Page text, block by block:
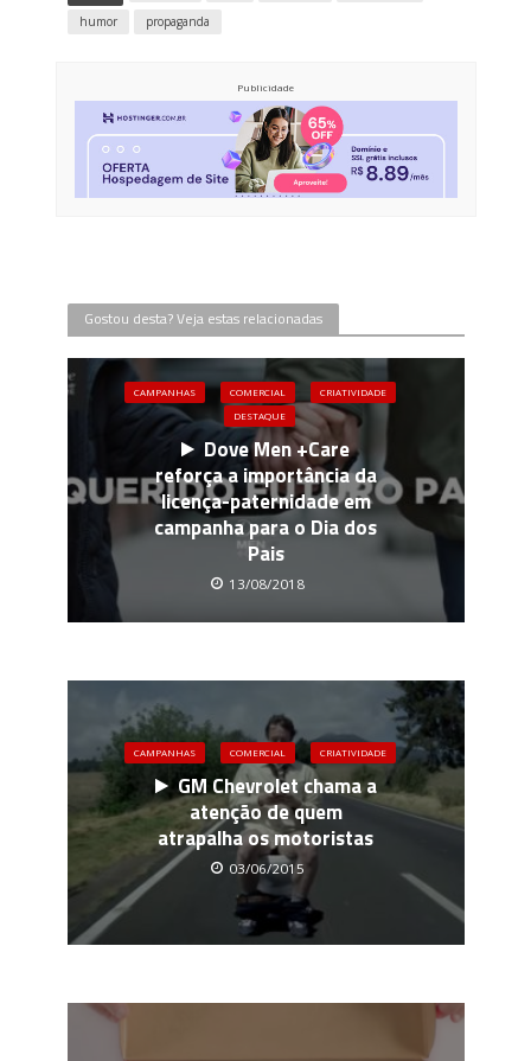
humor
propaganda
Publicidade
Gostou desta? Veja estas relacionadas
CAMPANHAS COMERCIAL
CRIATIVIDADE
DESTAQUE
Dove Men +Care
reforça a importância da
licença-paternidade em
campanha para o Dia dos
Pais
13/08/2018
CAMPANHAS COMERCIAL CRIATIVIDADE
GM Chevrolet chama a
atenção de quem
atrapalha os motoristas
03/06/2015